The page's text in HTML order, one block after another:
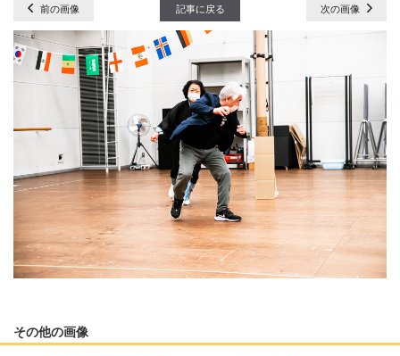
前の画像 記事に戻る 次の画像
その他の画像